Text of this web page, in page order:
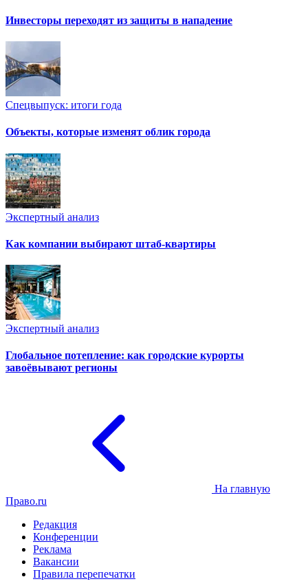
Инвесторы переходят из защиты в нападение
Спецвыпуск: итоги года
Объекты, которые изменят облик города
Экспертный анализ
Как компании выбирают штаб-квартиры
Экспертный анализ
Глобальное потепление: как городские курорты
завоёвывают регионы
На главную
Право.ru
Редакция
Конференции
Реклама
Вакансии
Правила перепечатки